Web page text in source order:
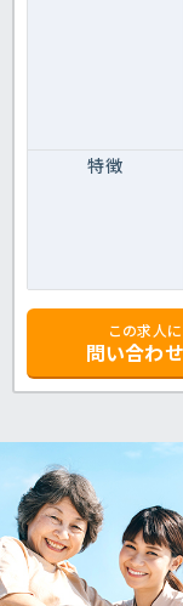
特徴
この求人に
問い合わ